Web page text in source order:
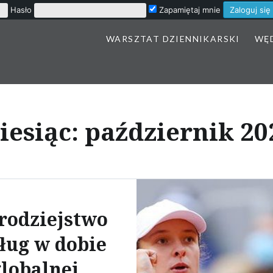
WARSZTAT DZIENNIKARSKI
październik
w dobie
Hasło Zapamiętaj mnie